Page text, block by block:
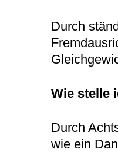
Durch
Wie stelle
Durch
wie ein